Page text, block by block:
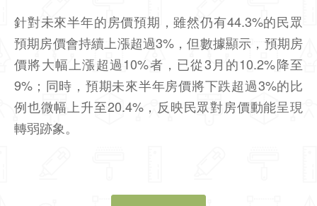
針對未來半年的房價預期，雖然仍有44.3%的民眾
預期房價會持續上漲超過3%，但數據顯示，預期房
價將大幅上漲超過10%者，已從3月的10.2%降至
9%；同時，預期未來半年房價將下跌超過3%的比
例也微幅上升至20.4%，反映民眾對房價動能呈現
轉弱跡象。